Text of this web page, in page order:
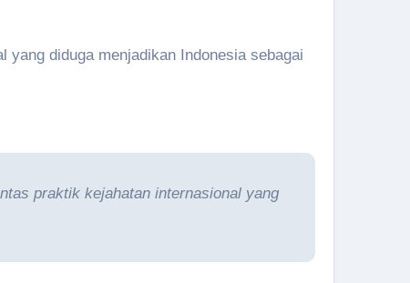
diduga menjadikan Indonesia sebagai
praktik kejahatan internasional yang